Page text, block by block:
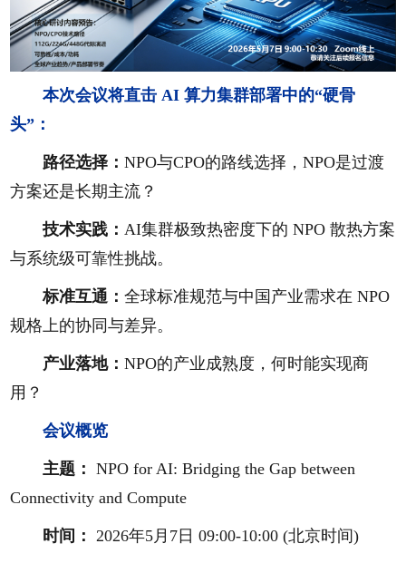
本次会议将直击 AI 算力集群部署中的“硬骨
头”：
路径选择：NPO与CPO的路线选择，NPO是过渡
方案还是长期主流？
技术实践： AI集群极致热密度下的 NPO 散热方案
与系统级可靠性挑战。
标准互通：全球标准规范与中国产业需求在 NPO
规格上的协同与差异。
产业落地：NPO的产业成熟度，何时能实现商
用？
会议概览
主题： NPO for AI: Bridging the Gap between
Connectivity and Compute
时间： 2026年5月7日 09:00-10:00 (北京时间)